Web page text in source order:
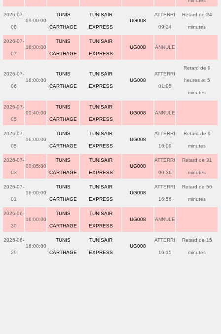
2026-07-
08
09:00:00
TUNIS
CARTHAGE
TUNISAIR
EXPRESS
UG008
ATTERRI
09:24
Retard de 24
minutes
2026-07-
07
16:00:00
TUNIS
CARTHAGE
TUNISAIR
EXPRESS
UG008 ANNULE
2026-07-
06
16:00:00
TUNIS
CARTHAGE
TUNISAIR
EXPRESS
UG008
ATTERRI
01:05
Retard de 9
heures et 5
minutes
2026-07-
05
00:40:00
TUNIS
CARTHAGE
TUNISAIR
EXPRESS
UG008 ANNULE
2026-07-
05
16:00:00
TUNIS
CARTHAGE
TUNISAIR
EXPRESS
UG008
ATTERRI
16:09
Retard de 9
minutes
2026-07-
03
00:05:00
TUNIS
CARTHAGE
TUNISAIR
EXPRESS
UG008
ATTERRI
00:36
Retard de 31
minutes
2026-07-
01
16:00:00
TUNIS
CARTHAGE
TUNISAIR
EXPRESS
UG008
ATTERRI
16:56
Retard de 56
minutes
2026-06-
30
16:00:00
TUNIS
CARTHAGE
TUNISAIR
EXPRESS
UG008 ANNULE
2026-06-
29
16:00:00
TUNIS
CARTHAGE
TUNISAIR
EXPRESS
UG008
ATTERRI
16:15
Retard de 15
minutes